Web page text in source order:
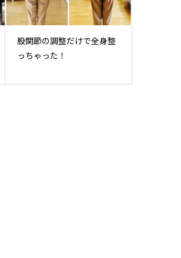
股関節の調整だけで全身整
っちゃった！